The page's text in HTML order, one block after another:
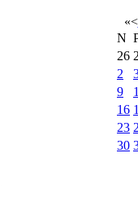
«<
N
26
2
9
16
23
30